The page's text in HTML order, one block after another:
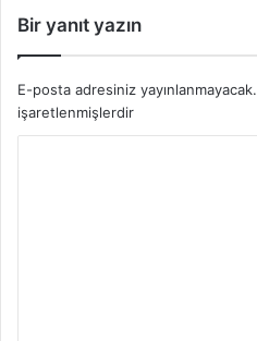
Bir yanıt yazın
E-posta adresiniz yayınlanmayacak.
işaretlenmişlerdir